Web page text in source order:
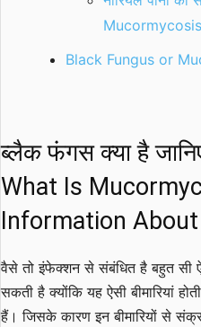
Black Fungus or
ब्लैक फंगस क्या है
What Is
Information
वैसे तो इंफेक्शन से संबंधित है बहुत सी
सकती है क्योंकि यह ऐसी बीमारियां
हैं। जिसके कारण इन बीमारियों से